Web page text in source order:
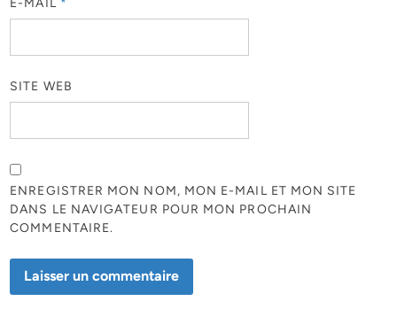
SITE WEB
ENREGISTRER MON NOM, MON E-MAIL ET MON SITE
DANS LE NAVIGATEUR POUR MON PROCHAIN
COMMENTAIRE.